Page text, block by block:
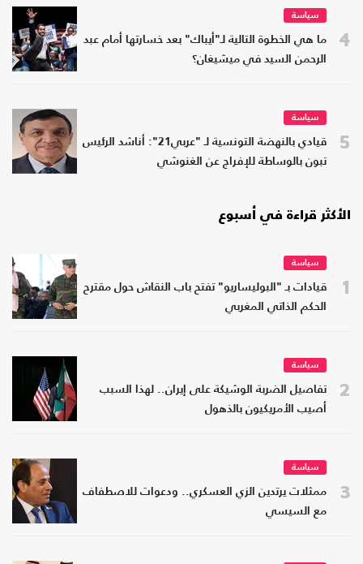
4
سياسة
ما هي الخطوة التالية لـ"أيباك" بعد خسارتها أمام عبد
الرحمن السيد في ميشيغان؟
5
سياسة
قيادي بالنهضة التونسية لـ "عربي21": أناشد الرئيس
تبون بالوساطة للإفراج عن الغنوشي
الأكثر قراءة في أسبوع
1
سياسة
قيادات بـ "البوليساريو" تفتح باب النقاش حول مقترح
الحكم الذاتي المغربي
2
سياسة
تفاصيل الضربة الوشيكة على إيران.. لهذا السبب
أصيب الأمريكيون بالذهول
3
سياسة
ممثلات يرتدين الزي العسكري.. ودعوات للاصطفاف
مع السيسي